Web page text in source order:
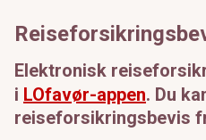
Elektronisk
i LOfavør-appen. Du
reiseforsikringsbevis